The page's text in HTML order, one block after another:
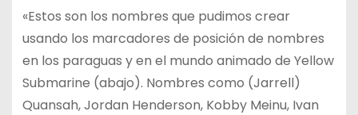
«Estos son los nombres que pudimos crear
usando los marcadores de posición de nombres
en los paraguas y en el mundo animado de Yellow
Submarine (abajo). Nombres como (Jarrell)
Quansah, Jordan Henderson, Kobby Meinu, Ivan